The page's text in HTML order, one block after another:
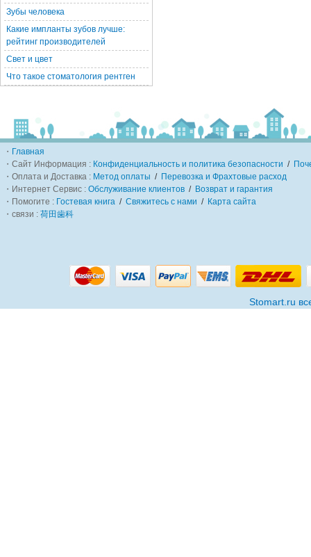
Зубы человека
Какие импланты зубов лучше:
рейтинг производителей
Свет и цвет
Что такое стоматология рентген
・ Главная
・Сайт Информация : Конфиденциальность и политика безопасности /
・Оплата и Доставка : Метод оплаты / Перевозка и Фрахтовые расход
・Интернет Сервис : Обслуживание клиентов / Возврат и гарантия
・Помогите : Гостевая книга / Свяжитесь с нами / Карта сайта
・связи : 荷田歯科
Stomart.ru